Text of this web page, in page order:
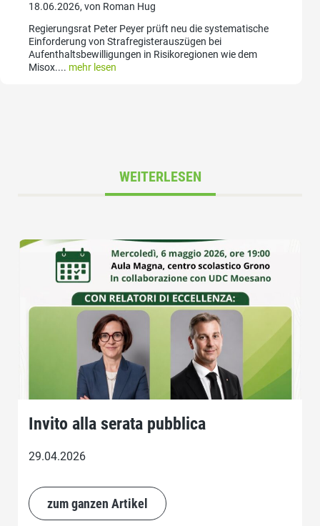
18.06.2026, von Roman Hug
Regierungsrat Peter Peyer prüft neu die systematische
Einforderung von Strafregisterauszügen bei
Aufenthaltsbewilligungen in Risikoregionen wie dem
Misox.... mehr lesen
WEITERLESEN
Invito alla serata pubblica
29.04.2026
zum ganzen Artikel